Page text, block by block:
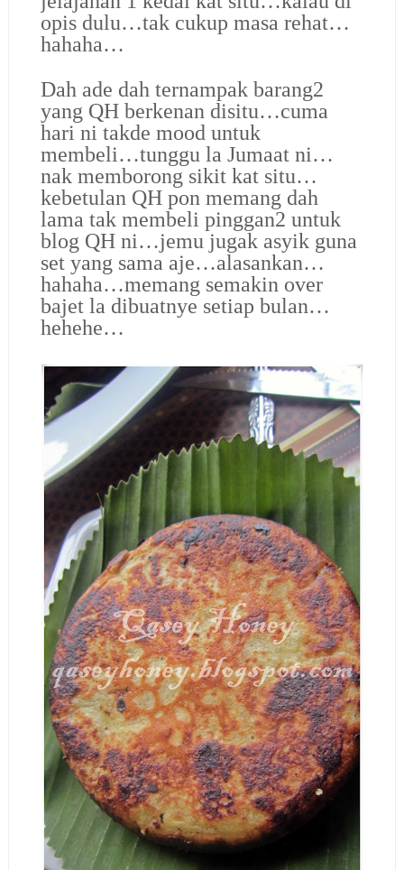
opis dulu…tak cukup masa rehat…
hahaha…
Dah ade dah ternampak barang2
yang QH berkenan disitu…cuma
hari ni takde mood untuk
membeli…tunggu la Jumaat ni…
nak memborong sikit kat situ…
kebetulan QH pon memang dah
lama tak membeli pinggan2 untuk
blog QH ni…jemu jugak asyik guna
set yang sama aje…alasankan…
hahaha…memang semakin over
bajet la dibuatnye setiap bulan…
hehehe…